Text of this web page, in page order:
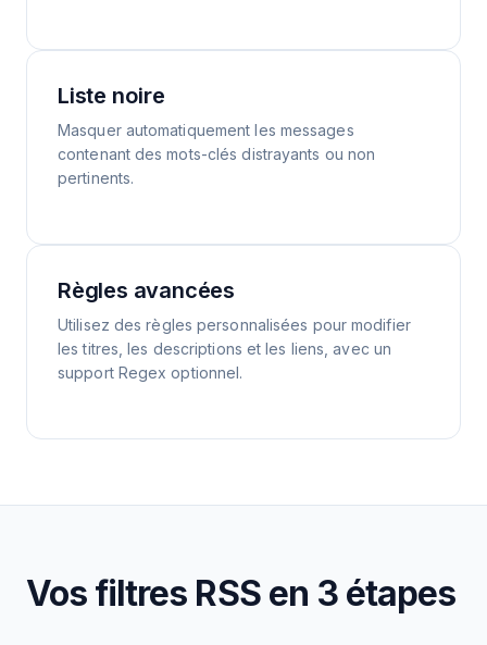
Liste noire
Masquer automatiquement les messages
contenant des mots-clés distrayants ou non
pertinents.
Règles avancées
Utilisez des règles personnalisées pour modifier
les titres, les descriptions et les liens, avec un
support Regex optionnel.
Vos filtres RSS en 3 étapes